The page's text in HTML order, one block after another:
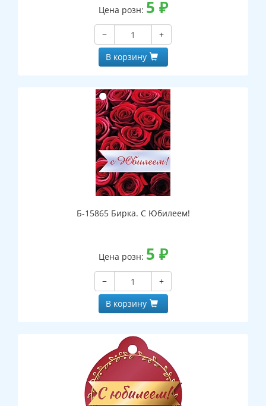
Цена розн: 5 ₽
−
+
В корзину
Б-15865 Бирка. С Юбилеем!
Цена розн: 5 ₽
−
+
В корзину